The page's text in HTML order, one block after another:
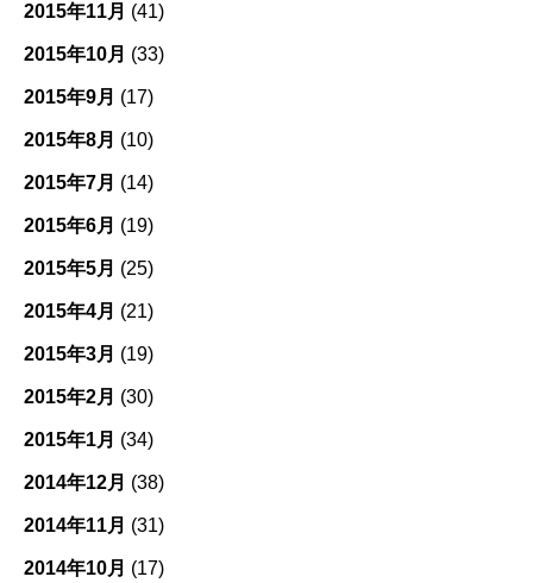
2015年11月 (41)
2015年10月 (33)
2015年9月 (17)
2015年8月 (10)
2015年7月 (14)
2015年6月 (19)
2015年5月 (25)
2015年4月 (21)
2015年3月 (19)
2015年2月 (30)
2015年1月 (34)
2014年12月 (38)
2014年11月 (31)
2014年10月 (17)